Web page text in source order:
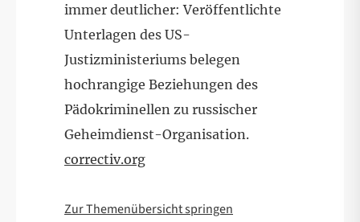
immer deutlicher: Veröffentlichte
Unterlagen des US-
Justizministeriums belegen
hochrangige Beziehungen des
Pädokriminellen zu russischer
Geheimdienst-Organisation.
correctiv.org
Zur Themenübersicht springen